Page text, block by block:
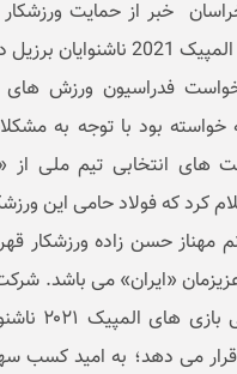
خبر از حمایت
برزیل داد.
فدراسیون ورزش های
خواسته بود با توجه به
های انتخابی تیم ملی از
کرد که فولاد حامی این
حسن زاده ورزشکار
«ایران» می باشد.
در راه
می دهد؛ به امید کسب